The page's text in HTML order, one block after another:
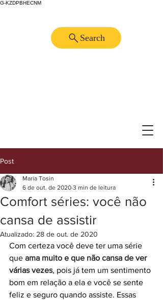
G-KZDPBHECNM
Search
Post
Comfort séries: você não
cansa de assistir
Maria Tosin
6 de out. de 2020 3 min de leitura
Atualizado: 28 de out. de 2020
Com certeza você deve ter uma série
que ama muito e que não cansa de ver
várias vezes, pois já tem um sentimento
bom em relação a ela e você se sente
feliz e seguro quando assiste. Essas